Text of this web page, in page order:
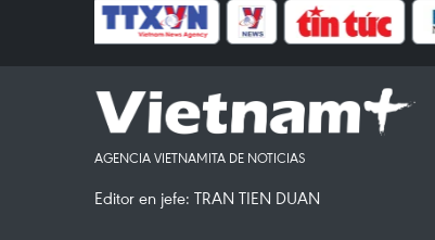
AGENCIA VIETNAMITA DE NOTICIAS
Editor en jefe: TRAN TIEN DUAN